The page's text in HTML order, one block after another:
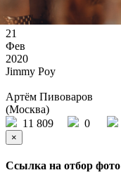
21
Фев
2020
Jimmy Poy
Артём Пивоваров
(Москва)
11 809
0
×
Ссылка на отбор фото